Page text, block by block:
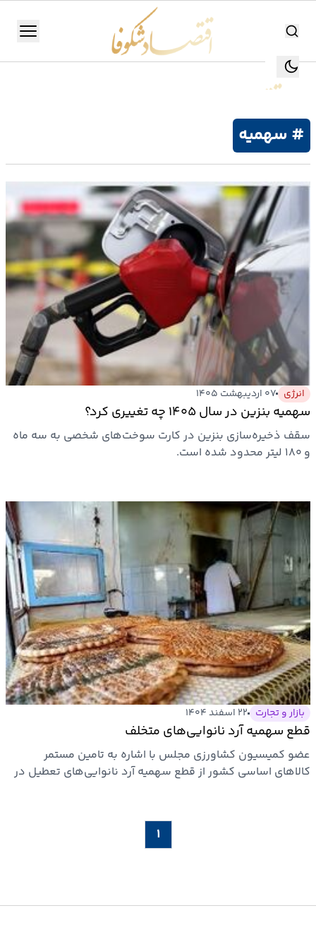
جستجو
منو
تولید
صنعت
انرژی
بانک،
بورس
و
بیمه
اقتصاد
جهان
بازار
و
تجارت
راه
مسکن
اقتصاد
ایران
ارتباطات
خودرو
عمومی
نوتیف
# سهمیه
انرژی ۰۷ اردیبهشت ۱۴۰۵
سهمیه بنزین در سال ۱۴۰۵ چه تغییری کرد؟
سقف ذخیره‌سازی بنزین در کارت سوخت‌های شخصی به سه ماه
و ۱۸۰ لیتر محدود شده است.
بازار و تجارت ۲۲ اسفند ۱۴۰۴
قطع سهمیه آرد نانوایی‌های متخلف
عضو کمیسیون کشاورزی مجلس با اشاره به تامین مستمر
کالاهای اساسی کشور از قطع سهمیه آرد نانوایی‌های تعطیل در
۱